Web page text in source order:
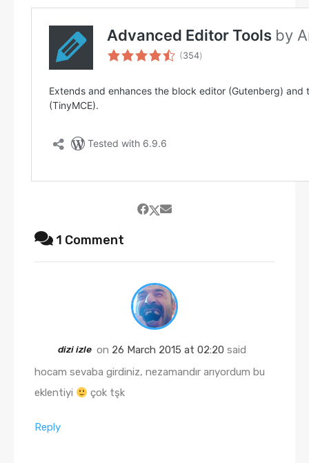
1 Comment
dizi izle on 26 March 2015 at 02:20 said
hocam sevaba girdiniz, nezamandır arıyordum bu
eklentiyi
çok tşk
Reply